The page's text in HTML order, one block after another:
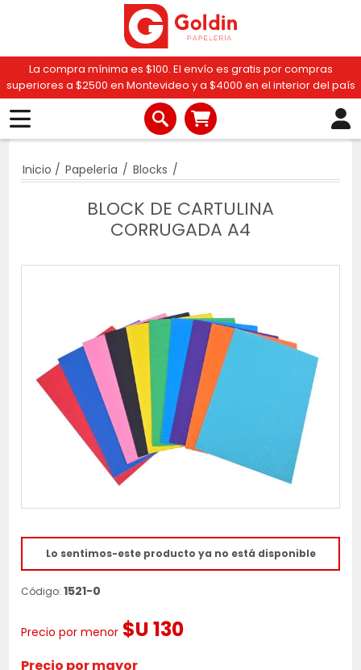
La compra mínima es $100. El envío es gratis por compras
superiores a $2500 en Montevideo y a $4000 en el interior del país
Inicio / Papelería / Blocks /
BLOCK DE CARTULINA
CORRUGADA A4
Lo sentimos-este producto ya no está disponible
Código: 1521-0
Precio por menor $U 130
Precio por mayor